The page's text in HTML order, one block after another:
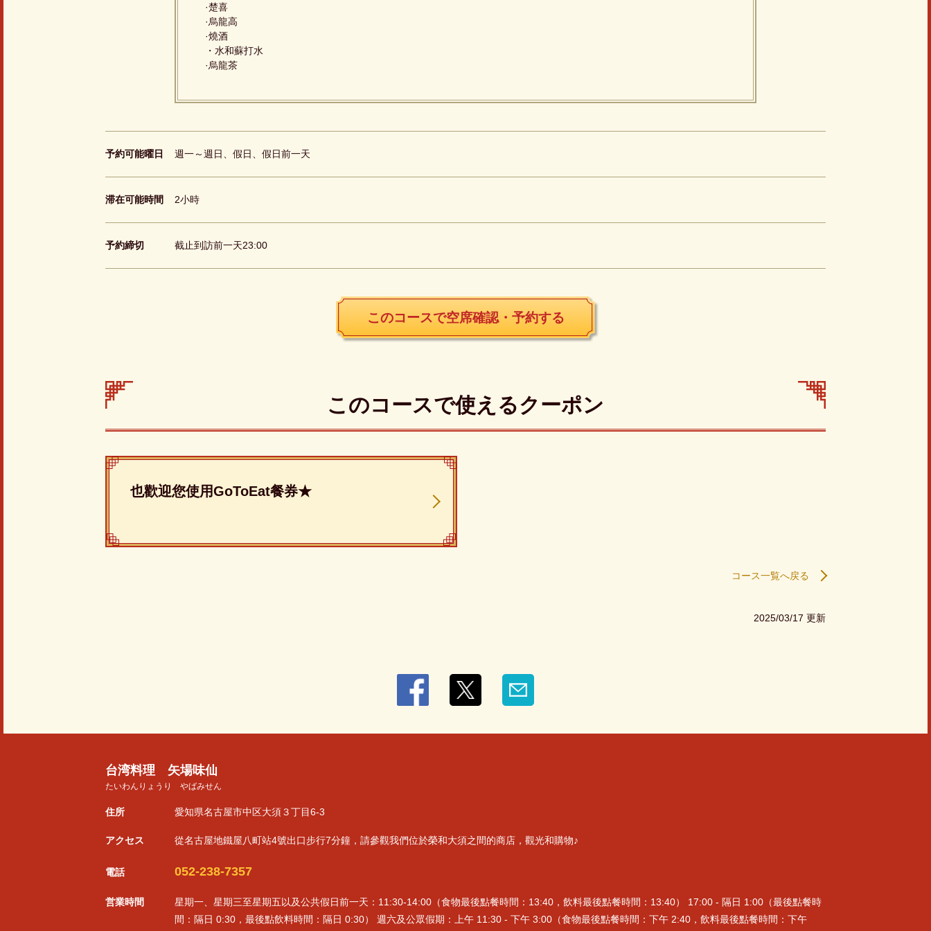
·楚喜
·烏龍高
·燒酒
・水和蘇打水
·烏龍茶
予約可能曜日 週一～週日、假日、假日前一天
滞在可能時間 2小時
予約締切 截止到訪前一天23:00
このコースで空席確認・予約する
このコースで使えるクーポン
也歡迎您使用GoToEat餐券★
コース一覧へ戻る
2025/03/17 更新
台湾料理 矢場味仙
たいわんりょうり やばみせん
住所 愛知県名古屋市中区大須３丁目6-3
アクセス 從名古屋地鐵屋八町站4號出口步行7分鐘，請參觀我們位於榮和大須之間的商店，觀光和購物♪
電話 052-238-7357
営業時間
星期一、星期三至星期五以及公共假日前一天：11:30-14:00（食物最後點餐時間：13:40，飲料最後點餐時間：13:40） 17:00 - 隔日 1:00（最後點餐時
間：隔日 0:30，最後點飲料時間：隔日 0:30） 週六及公眾假期：上午 11:30 - 下午 3:00（食物最後點餐時間：下午 2:40，飲料最後點餐時間：下午